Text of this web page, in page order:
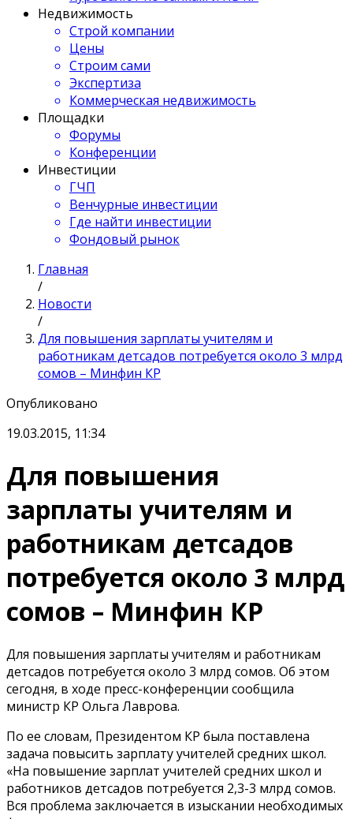
Недвижимость
Строй компании
Цены
Строим сами
Экспертиза
Коммерческая недвижимость
Площадки
Форумы
Конференции
Инвестиции
ГЧП
Венчурные инвестиции
Где найти инвестиции
Фондовый рынок
Главная
/
Новости
/
Для повышения зарплаты учителям и
работникам детсадов потребуется около 3 млрд
сомов – Минфин КР
Опубликовано
19.03.2015, 11:34
Для повышения
зарплаты учителям и
работникам детсадов
потребуется около 3 млрд
сомов – Минфин КР
Для повышения зарплаты учителям и работникам
детсадов потребуется около 3 млрд сомов. Об этом
сегодня, в ходе пресс-конференции сообщила
министр КР Ольга Лаврова.
По ее словам, Президентом КР была поставлена
задача повысить зарплату учителей средних школ.
«На повышение зарплат учителей средних школ и
работников детсадов потребуется 2,3-3 млрд сомов.
Вся проблема заключается в изыскании необходимых